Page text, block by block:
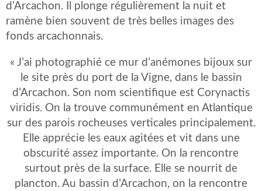
d’Arcachon. Il plonge régulièrement la nuit et
ramène bien souvent de très belles images des
fonds arcachonnais.
« J’ai photographié ce mur d’anémones bijoux sur
le site près du port de la Vigne, dans le bassin
d’Arcachon. Son nom scientifique est Corynactis
viridis. On la trouve communément en Atlantique
sur des parois rocheuses verticales principalement.
Elle apprécie les eaux agitées et vit dans une
obscurité assez importante. On la rencontre
surtout près de la surface. Elle se nourrit de
plancton. Au bassin d’Arcachon, on la rencontre